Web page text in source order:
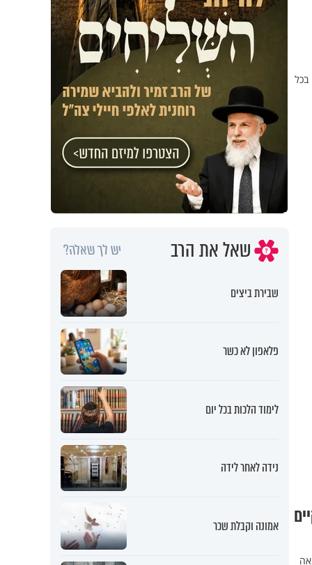
בכל
שאל את הרב יש לך שאלה?
שבירת ביצים
פלאפון לא כשר
לימוד הלכות בכל יום
נידה לאחר לידה
אמונה וקבלת שכר